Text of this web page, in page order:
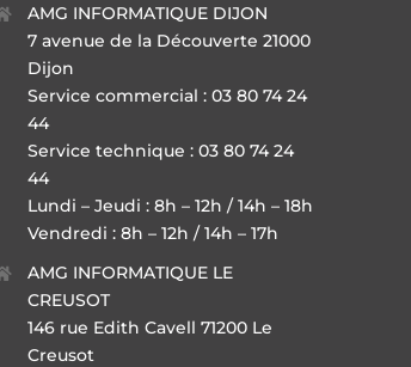
AMG INFORMATIQUE DIJON
7 avenue de la Découverte 21000
Dijon
Service commercial : 03 80 74 24
44
Service technique : 03 80 74 24
44
Lundi – Jeudi : 8h – 12h / 14h – 18h
Vendredi : 8h – 12h / 14h – 17h
AMG INFORMATIQUE LE
CREUSOT
146 rue Edith Cavell 71200 Le
Creusot